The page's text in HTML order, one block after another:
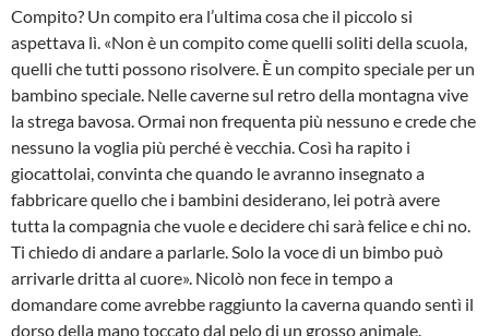
Compito? Un compito era l’ultima cosa che il piccolo si
aspettava lì. «Non è un compito come quelli soliti della scuola,
quelli che tutti possono risolvere. È un compito speciale per un
bambino speciale. Nelle caverne sul retro della montagna vive
la strega bavosa. Ormai non frequenta più nessuno e crede che
nessuno la voglia più perché è vecchia. Così ha rapito i
giocattolai, convinta che quando le avranno insegnato a
fabbricare quello che i bambini desiderano, lei potrà avere
tutta la compagnia che vuole e decidere chi sarà felice e chi no.
Ti chiedo di andare a parlarle. Solo la voce di un bimbo può
arrivarle dritta al cuore». Nicolò non fece in tempo a
domandare come avrebbe raggiunto la caverna quando sentì il
dorso della mano toccato dal pelo di un grosso animale.